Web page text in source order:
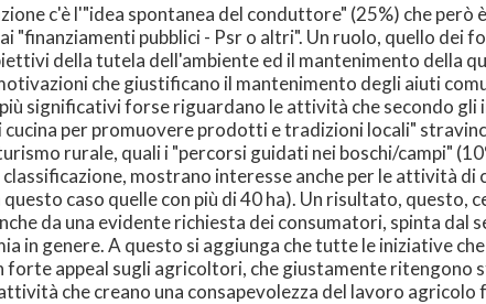
c'è l'"idea spontanea del conduttore" (25%) che però
"finanziamenti pubblici - Psr o altri". Un ruolo, quello dei
della tutela dell'ambiente ed il mantenimento della
che giustificano il mantenimento degli aiuti
significativi forse riguardano le attività che secondo
per promuovere prodotti e tradizioni locali"
rurale, quali i "percorsi guidati nei boschi/campi"
mostrano interesse anche per le attività di
caso quelle con più di 40 ha). Un risultato, questo,
da una evidente richiesta dei consumatori, spinta dal
in genere. A questo si aggiunga che tutte le iniziative
appeal sugli agricoltori, che giustamente ritengono
che creano una consapevolezza del lavoro